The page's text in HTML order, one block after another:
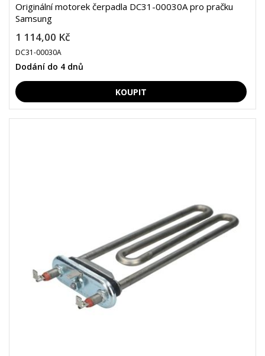
Originální motorek čerpadla DC31-00030A pro pračku
Samsung
1 114,00 Kč
DC31-00030A
Dodání do 4 dnů